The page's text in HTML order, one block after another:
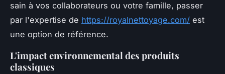
sain à vos collaborateurs ou votre famille, passer
par l'expertise de https://royalnettoyage.com/ est
une option de référence.
L'impact environnemental des produits
classiques